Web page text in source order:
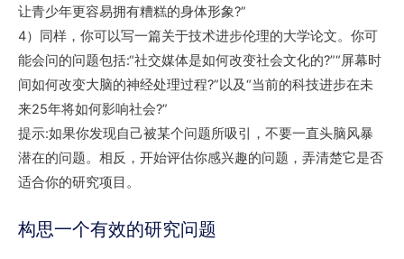
让青少年更容易拥有糟糕的身体形象?”
4）同样，你可以写一篇关于技术进步伦理的大学论文。你可
能会问的问题包括:“社交媒体是如何改变社会文化的?”“屏幕时
间如何改变大脑的神经处理过程?”以及“当前的科技进步在未
来25年将如何影响社会?”
提示:如果你发现自己被某个问题所吸引，不要一直头脑风暴
潜在的问题。相反，开始评估你感兴趣的问题，弄清楚它是否
适合你的研究项目。
构思一个有效的研究问题